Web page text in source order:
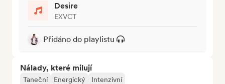
Desire
EXVCT
Přidáno do playlistu
Nálady, které milují
Taneční Energický Intenzivní